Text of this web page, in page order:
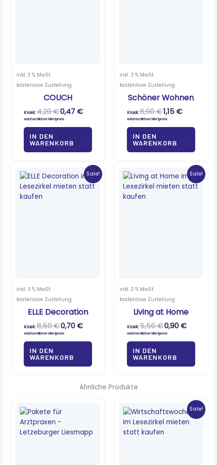
inkl. 3 % MwSt.
kostenlose Zustellung
COUCH
Kiosk:4,20€0,47€
wöchentlicher Mietpreis
IN DEN
WARENKORB
inkl. 3 % MwSt.
kostenlose Zustellung
Schöner Wohnen
Kiosk:6,90€1,15€
wöchentlicher Mietpreis
IN DEN
WARENKORB
Sale!
inkl. 3 % MwSt.
kostenlose Zustellung
ELLE Decoration
Kiosk:8,50€
Ursprünglicher
war:
8,50 €
0,70€
Aktueller
Preis
ist:
0,70 €.
wöchentlicher Mietpreis
IN DEN
WARENKORB
Sale!
inkl. 3 % MwSt.
kostenlose Zustellung
Living at Home
Kiosk:5,50€
Ursprünglicher
war:
5,50 €
0,90€
Aktueller
Preis
ist:
0,90 €.
wöchentlicher Mietpreis
IN DEN
WARENKORB
Ähnliche Produkte
Sale!
Ursprünglicher
war:
7,90 €
Aktueller
Preis
ist:
5,50 €.